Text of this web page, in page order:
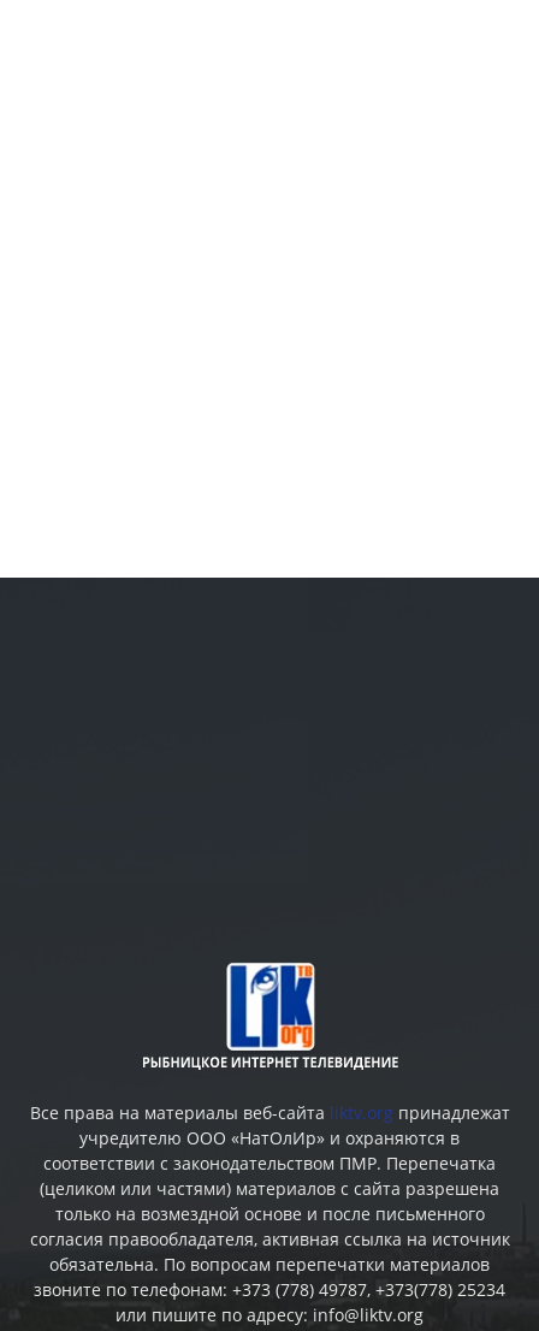
Все права на материалы веб-сайта liktv.org принадлежат
учредителю ООО «НатОлИр» и охраняются в
соответствии с законодательством ПМР. Перепечатка
(целиком или частями) материалов c сайта разрешена
только на возмездной основе и после письменного
согласия правообладателя, активная ссылка на источник
обязательна. По вопросам перепечатки материалов
звоните по телефонам: +373 (778) 49787, +373(778) 25234
или пишите по адресу: info@liktv.org